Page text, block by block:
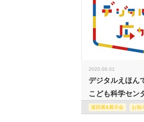
2020.06.01
デジタルえほん
こども科学セン
巡回展&展示会 お知